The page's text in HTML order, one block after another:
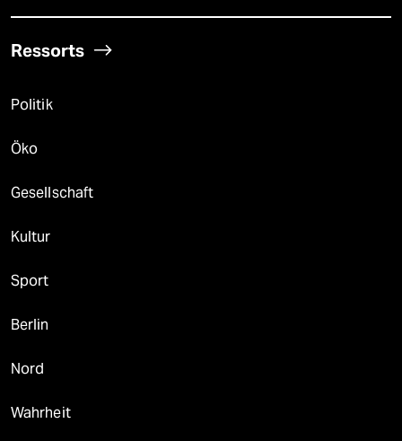
Ressorts
Politik
Öko
Gesellschaft
Kultur
Sport
Berlin
Nord
Wahrheit